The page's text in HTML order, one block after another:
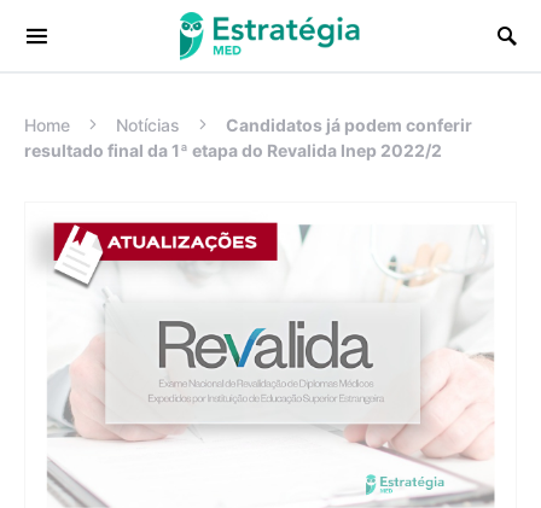
Procurar:
Home Notícias
Candidatos já podem conferir
resultado final da 1ª etapa do Revalida Inep 2022/2